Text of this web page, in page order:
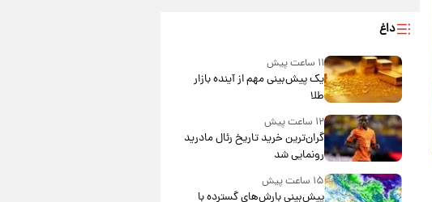
داغ
۱۱ ساعت پیش
یک پیش‌بینی مهم از آینده بازار
طلا
۱۲ ساعت پیش
گران‌ترین خرید تاریخ رئال مادرید
رونمایی شد
۱۵ ساعت پیش
پیش‌بینی بارش‌های گسترده با